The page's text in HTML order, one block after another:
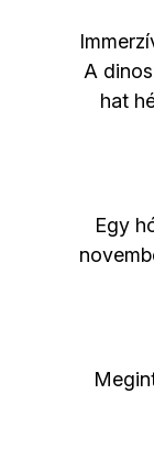
A
hat
Egy